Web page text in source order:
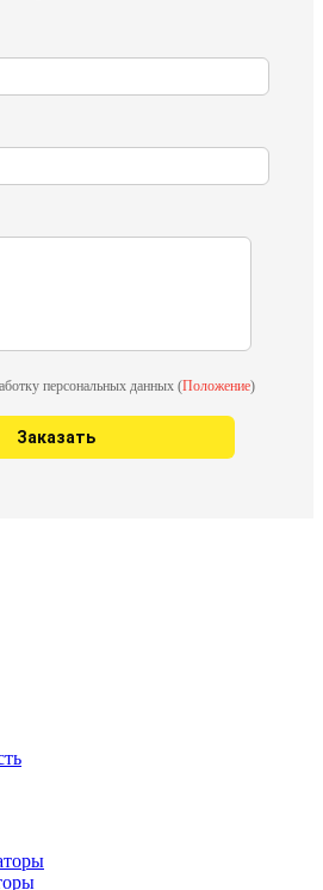
персональных данных (Положение)